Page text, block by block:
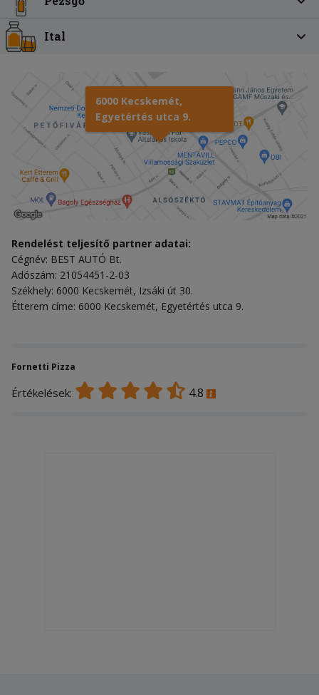
Ital
6000 Kecskemét,
Egyetértés utca 9.
Rendelést teljesítő partner adatai:
Cégnév: BEST AUTÓ Bt.
Adószám: 21054451-2-03
Székhely: 6000 Kecskemét, Izsáki út 30.
Étterem címe: 6000 Kecskemét, Egyetértés utca 9.
Fornetti Pizza
Értékelések: 4.8